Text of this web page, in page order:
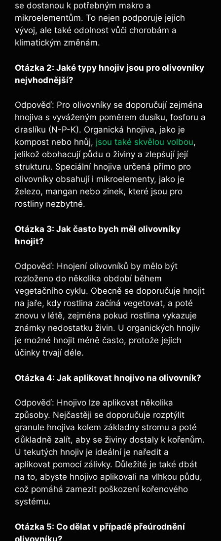
se⁢ dostanou k potřebným makro a
mikroelementům. To nejen podporuje jejich
vývoj, ale⁤ také‍ odolnost vůči chorobám a
klimatickým změnám.
Otázka 2: Jaké typy hnojiv jsou pro ⁣olivovníky‍
nejvhodnější?
Odpověď: Pro olivovníky se doporučují⁣ zejména
hnojiva s ⁤vyváženým poměrem ​dusíku, fosforu a
draslíku (N-P-K). Organická hnojiva, jako ‌je
kompost nebo hnůj,‌ jsou také skvělou volbou,​
jelikož obohacují půdu o ​živiny a zlepšují její
strukturu. Speciální hnojiva určená přímo pro
olivovníky ‍obsahují i mikroelementy,⁣ jako je‌
železo, mangan nebo zinek, které jsou pro
rostliny nezbytné.
Otázka 3: Jak často bych měl olivovníky
hnojit?
Odpověď: Hnojení olivovníků by mělo být
rozloženo do několika období během
vegetačního cyklu. Obecně⁢ se ⁢doporučuje hnojit
na ⁣jaře, kdy rostlina začíná vegetovat, a poté
znovu v létě, ‌zejména pokud rostlina vykazuje
známky ⁤nedostatku živin. U organických hnojiv
je ⁣možné hnojit méně často, protože jejich
účinky trvají‌ déle.
Otázka 4:‍ Jak aplikovat hnojivo na olivovník?
Odpověď: Hnojivo lze ⁢aplikovat několika
způsoby.⁢ Nejčastěji se doporučuje ​rozptýlit
granule hnojiva kolem základny stromu a poté
důkladně zalít, ‍aby ​se⁢ živiny dostaly k kořenům.
U tekutých hnojiv je ideální je‌ naředit ⁣a
aplikovat pomocí zálivky. ​Důležité je ⁢také dbát
na to, abyste hnojivo aplikovali na vlhkou půdu,​
což pomáhá zamezit poškození kořenového
systému.
Otázka 5: Co⁤ dělat ‌v případě přeúrodnění
olivovníku?